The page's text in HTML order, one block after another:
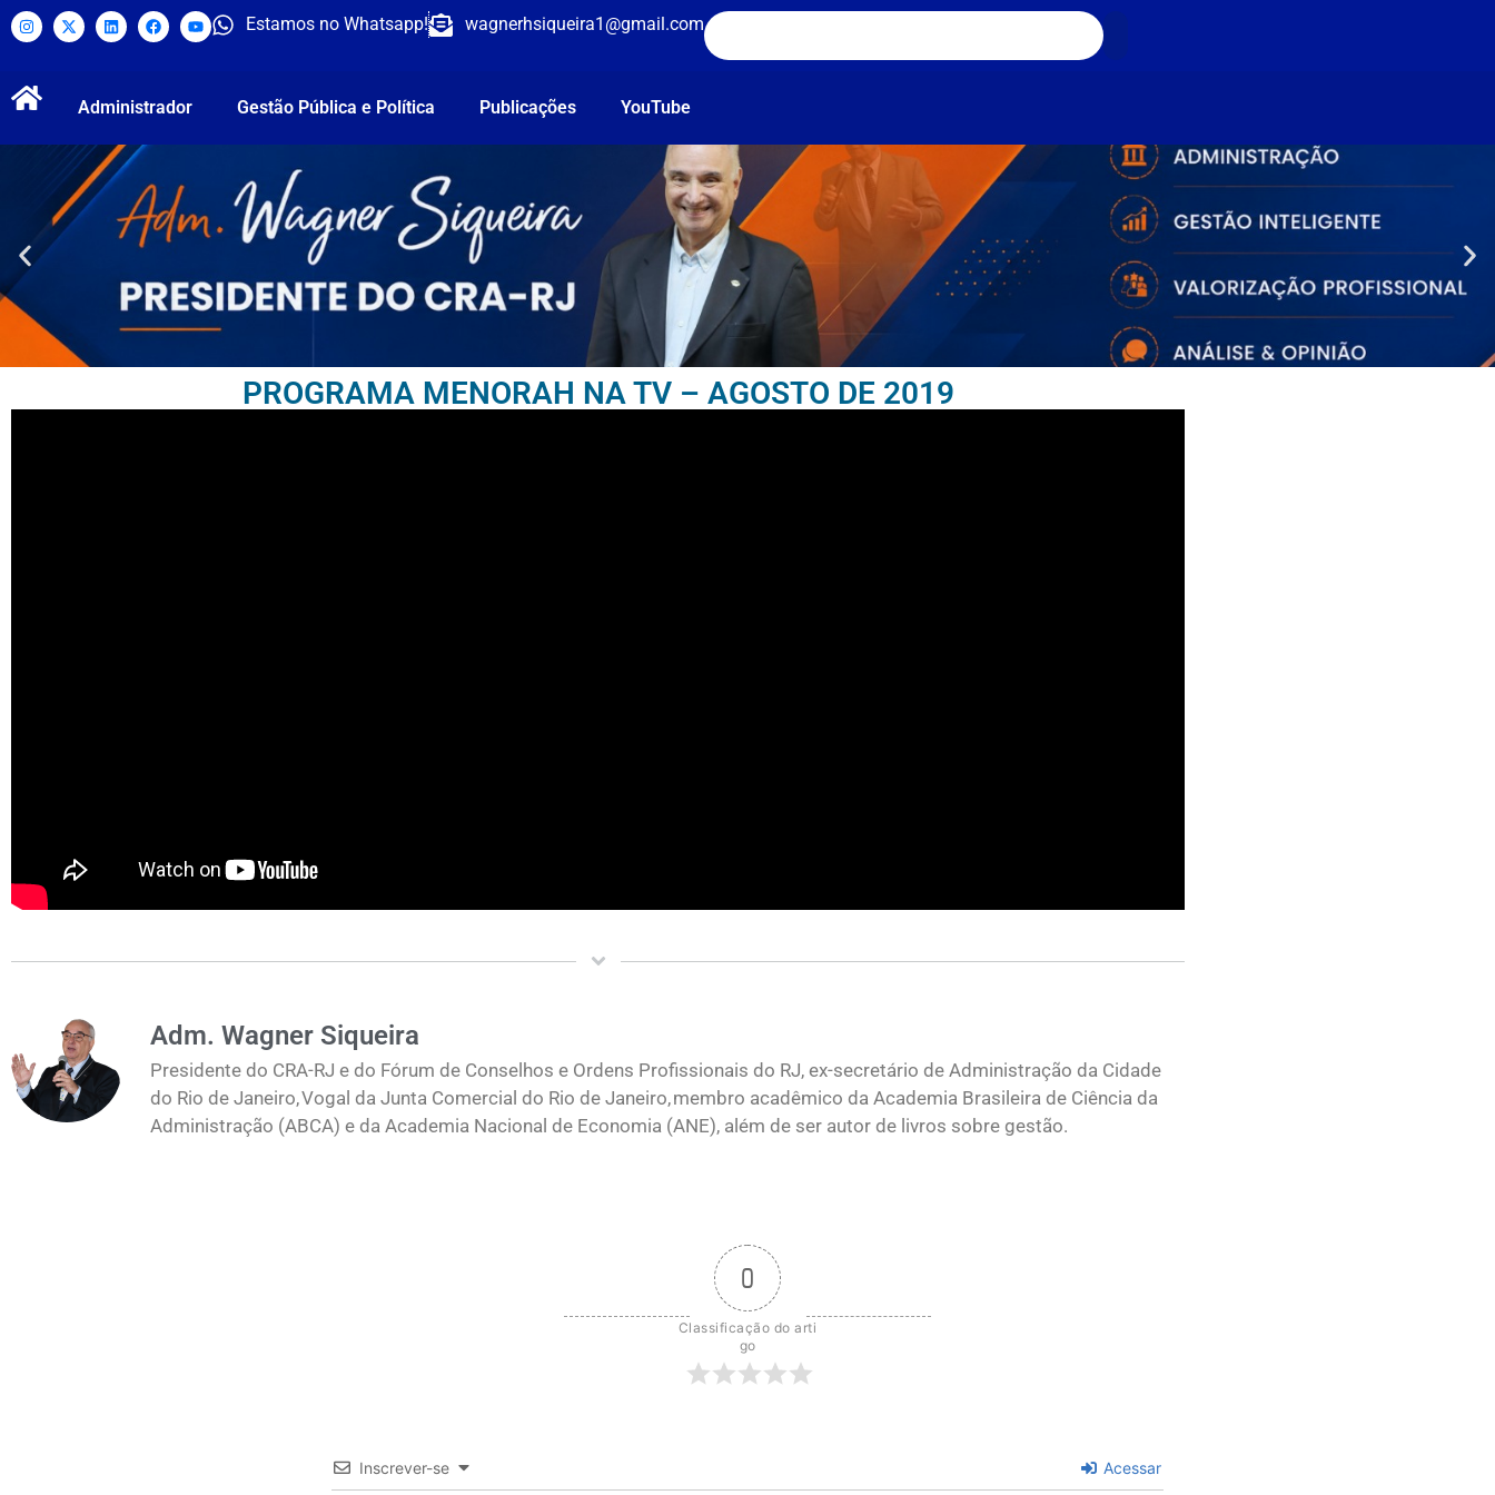
Estamos no Whatsapp! wagnerhsiqueira1@gmail.com
Administrador Gestão Pública e Política Publicações YouTube
PROGRAMA MENORAH NA TV – AGOSTO DE 2019
Adm. Wagner Siqueira
Presidente do CRA-RJ e do Fórum de Conselhos e Ordens Profissionais do RJ, ex-secretário de Administração da Cidade
do Rio de Janeiro, Vogal da Junta Comercial do Rio de Janeiro, membro acadêmico da Academia Brasileira de Ciência da
Administração (ABCA) e da Academia Nacional de Economia (ANE), além de ser autor de livros sobre gestão.
0
Classificação do arti
go
Inscrever-se Acessar